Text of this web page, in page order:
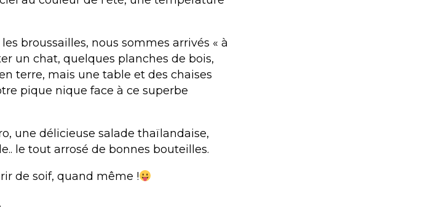
broussailles, nous sommes arrivés « à
un chat, quelques planches de bois,
terre, mais une table et des chaises
pique nique face à ce superbe
une délicieuse salade thaïlandaise,
le tout arrosé de bonnes bouteilles.
de soif, quand même !